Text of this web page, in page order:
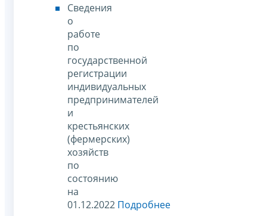
Сведения
о
работе
по
государственной
регистрации
индивидуальных
предпринимателей
и
крестьянских
(фермерских)
хозяйств
по
состоянию
на
01.12.2022 Подробнее